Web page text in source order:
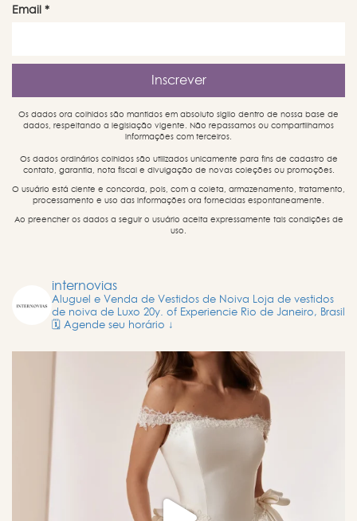
Email *
Os dados ora colhidos são mantidos em absoluto sigilo dentro de nossa base de
dados, respeitando a legislação vigente. Não repassamos ou compartilhamos
informações com terceiros.
Os dados ordinários colhidos são utilizados unicamente para fins de cadastro de
contato, garantia, nota fiscal e divulgação de novas coleções ou promoções.
O usuário está ciente e concorda, pois, com a coleta, armazenamento, tratamento,
processamento e uso das informações ora fornecidas espontaneamente.
Ao preencher os dados a seguir o usuário aceita expressamente tais condições de
uso.
internovias
Aluguel e Venda de Vestidos de Noiva Loja de vestidos
de noiva de Luxo 20y. of Experiencie Rio de Janeiro, Brasil
🗓️ Agende seu horário ↓